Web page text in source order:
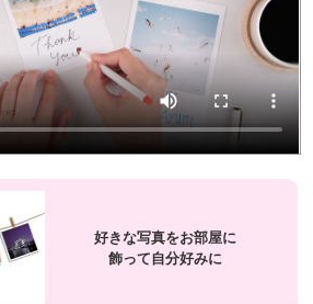
好きな写真をお部屋に
飾って自分好みに